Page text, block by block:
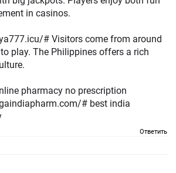
in casinos.
# Visitors come from around
offers a rich
pharmacy no prescription
# best india
Ответить